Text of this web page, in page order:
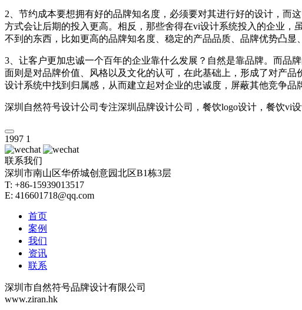
2、节约成本要想拥有好的品牌知名度，必须要对其进行好的设计，而
方式会让后期的投入更高。相反，那些舍得在vi设计系统投入的企业
不到的东西，比如更高的品牌知名度、稳定的产品品质、品牌优势凸
3、让客户更加忠诚一个百年的企业靠什么发展？自然是靠品牌。而品
面则是对品牌价值、风格以及文化的认可，在此基础上，形成了对产
设计系统中找到归属感，从而建立起对企业的忠诚度，屏蔽其他竞争品
深圳自然符号设计公司专注深圳品牌设计公司，餐饮
1997 1
联系我们
深圳市南山区华侨城创意园北区B1栋3层
T: +86-15939013517
E: 416601718@qq.com
首页
案例
我们
资讯
联系
深圳市自然符号品牌设计有限公司
www.ziran.hk